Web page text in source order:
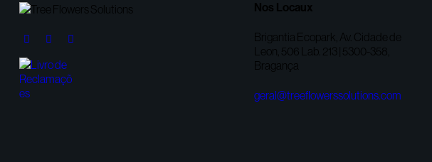
Nos Locaux
Brigantia Ecopark, Av. Cidade de
Leon, 506 Lab. 213 | 5300-358,
Bragança
geral@treeflowerssolutions.com